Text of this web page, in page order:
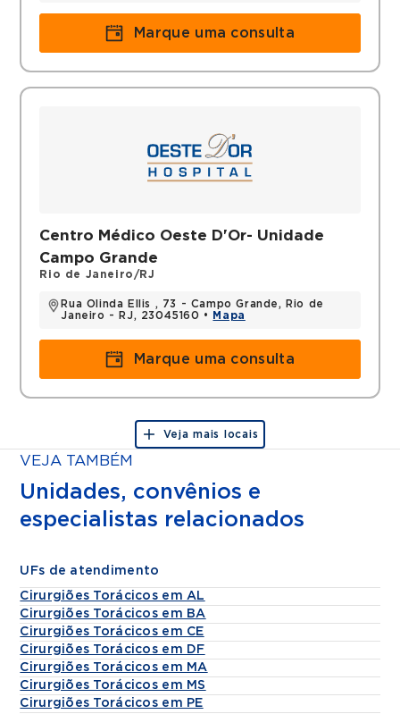
Marque uma consulta
Centro Médico Oeste D'Or- Unidade
Campo Grande
Rio de Janeiro/RJ
Rua Olinda Ellis , 73 - Campo Grande, Rio de
Janeiro - RJ, 23045160 •
Mapa
Marque uma consulta
Veja mais locais
VEJA TAMBÉM
Unidades, convênios e
especialistas relacionados
UFs de atendimento
Cirurgiões Torácicos em AL
Cirurgiões Torácicos em BA
Cirurgiões Torácicos em CE
Cirurgiões Torácicos em DF
Cirurgiões Torácicos em MA
Cirurgiões Torácicos em MS
Cirurgiões Torácicos em PE